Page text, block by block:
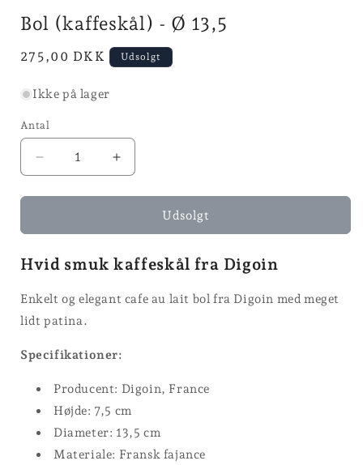
Bol (kaffeskål) - Ø 13,5
Normalpris
275,00 DKK Udsolgt
Ikke på lager
Antal
Reducer
antallet
for
(kaffeskål)
Ø
Øg
antallet
for
(kaffeskål)
Ø
Udsolgt
Hvid smuk kaffeskål fra Digoin
Enkelt og elegant cafe au lait bol fra Digoin med meget
lidt patina.
Specifikationer:
Producent: Digoin, France
Højde: 7,5 cm
Diameter: 13,5 cm
Materiale: Fransk fajance